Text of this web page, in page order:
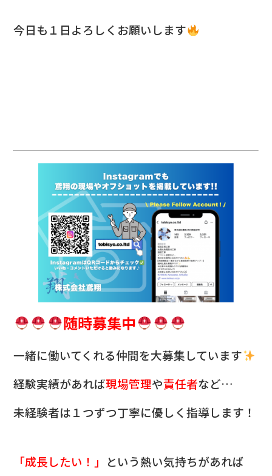
今日も１日よろしくお願いします
随時募集中
一緒に働いてくれる仲間を大募集しています
経験実績があれば現場管理や責任者など…
未経験者は１つずつ丁寧に優しく指導します！
「成長したい！」 という熱い気持ちがあれば